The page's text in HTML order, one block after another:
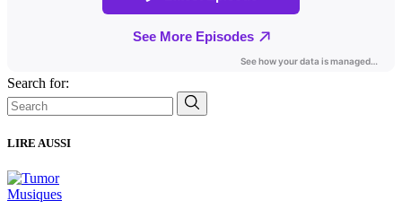
Search for:
LIRE AUSSI
Musiques